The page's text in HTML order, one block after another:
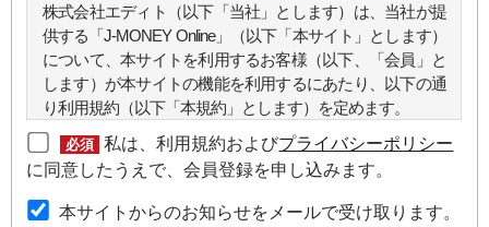
株式会社エディト（以下「当社」とします）は、当社が提
供する「J-MONEY Online」（以下「本サイト」とします）
について、本サイトを利用するお客様（以下、「会員」と
します）が本サイトの機能を利用するにあたり、以下の通
り利用規約（以下「本規約」とします）を定めます。
第２条（本規約の範囲）
本規約は本サイトが提供するサービスについて規定したも
のです。
必須 私は、利用規約およびプライバシーポリシー
に同意したうえで、会員登録を申し込みます。
本サイトからのお知らせをメールで受け取ります。